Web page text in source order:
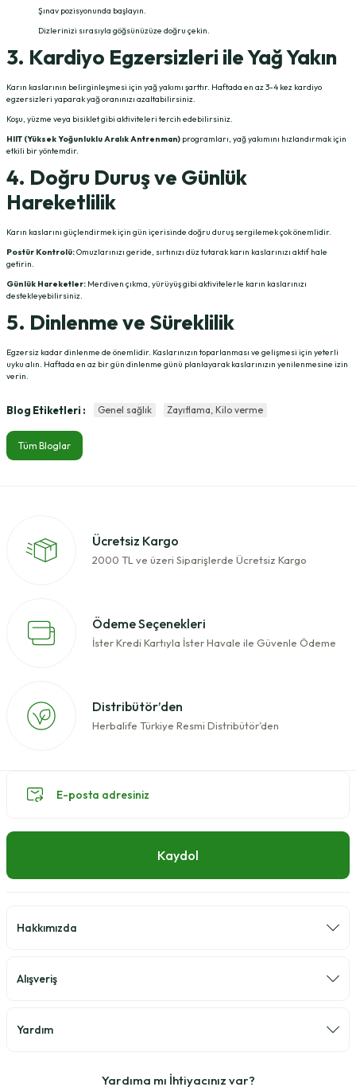
Şınav pozisyonunda başlayın.
Dizlerinizi sırasıyla göğsünüzüze doğru çekin.
3. Kardiyo Egzersizleri ile Yağ Yakın
Karın kaslarının belirginleşmesi için yağ yakımı şarttır. Haftada en az 3-4 kez kardiyo
egzersizleri yaparak yağ oranınızı azaltabilirsiniz.
Koşu, yüzme veya bisiklet gibi aktiviteleri tercih edebilirsiniz.
HIIT (Yüksek Yoğunluklu Aralık Antrenman) programları, yağ yakımını hızlandırmak için
etkili bir yöntemdir.
4. Doğru Duruş ve Günlük
Hareketlilik
Karın kaslarını güçlendirmek için gün içerisinde doğru duruş sergilemek çok önemlidir.
Postür Kontrolü:Omuzlarınızı geride, sırtınızı düz tutarak karın kaslarınızı aktif hale
getirin.
Günlük Hareketler: Merdiven çıkma, yürüyüş gibi aktivitelerle karın kaslarınızı
destekleyebilirsiniz.
5. Dinlenme ve Süreklilik
Egzersiz kadar dinlenme de önemlidir. Kaslarınızın toparlanması ve gelişmesi için yeterli
uyku alın. Haftada en az bir gün dinlenme günü planlayarak kaslarınızın yenilenmesine izin
verin.
Blog Etiketleri : Genel sağlık Zayıflama, Kilo verme
Tüm Bloglar
Ücretsiz Kargo
2000 TL ve üzeri Siparişlerde Ücretsiz Kargo
Ödeme Seçenekleri
İster Kredi Kartıyla İster Havale ile Güvenle Ödeme
Distribütör’den
Herbalife Türkiye Resmi Distribütör’den
Kaydol
Hakkımızda
Alışveriş
Yardım
Yardıma mı İhtiyacınız var?